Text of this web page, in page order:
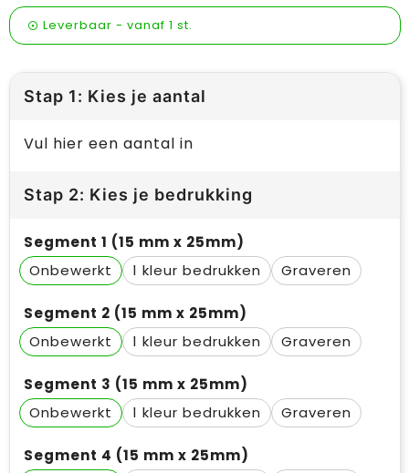
Leverbaar - vanaf 1 st.
Stap 1: Kies je aantal
Vul hier een aantal in
Stap 2: Kies je bedrukking
Segment 1 (15 mm x 25mm)
Onbewerkt
1 Graveren
Segment 2 (15 mm x 25mm)
Onbewerkt
1 Graveren
Segment 3 (15 mm x 25mm)
Onbewerkt
1 Graveren
Segment 4 (15 mm x 25mm)